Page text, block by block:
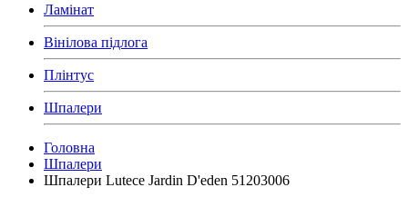
Ламінат
Вінілова підлога
Плінтус
Шпалери
Головна
Шпалери
Шпалери Lutece Jardin D'eden 51203006